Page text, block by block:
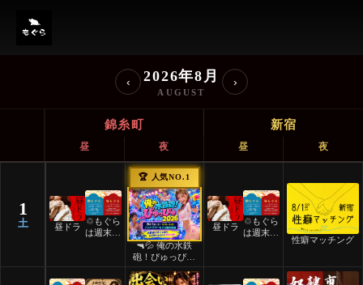
ノンハプバーもぐら イベント
‹ 2026年8月
AUGUST
›
錦糸町 新宿
昼 夜 昼 夜
1
土 昼ドラ
♲もぐら
は週末祝
🏆 人気NO.1
🔫💦 俺の水鉄
砲！ぴゅっぴゅ
2026 💦🔫
昼ドラ
♲もぐら
は週末祝
性癖マッチング